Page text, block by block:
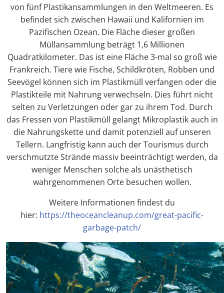
von fünf Plastikansammlungen in den Weltmeeren. Es
befindet sich zwischen Hawaii und Kalifornien im
Pazifischen Ozean. Die Fläche dieser großen
Müllansammlung beträgt 1,6 Millionen
Quadratkilometer. Das ist eine Fläche 3-mal so groß wie
Frankreich. Tiere wie Fische, Schildkröten, Robben und
Seevögel können sich im Plastikmüll verfangen oder die
Plastikteile mit Nahrung verwechseln. Dies führt nicht
selten zu Verletzungen oder gar zu ihrem Tod. Durch
das Fressen von Plastikmüll gelangt Mikroplastik auch in
die Nahrungskette und damit potenziell auf unseren
Tellern. Langfristig kann auch der Tourismus durch
verschmutzte Strände massiv beeinträchtigt werden, da
weniger Menschen solche als unästhetisch
wahrgenommenen Orte besuchen wollen.
Weitere Informationen findest du
hier: https://theoceancleanup.com/great-pacific-
garbage-patch/